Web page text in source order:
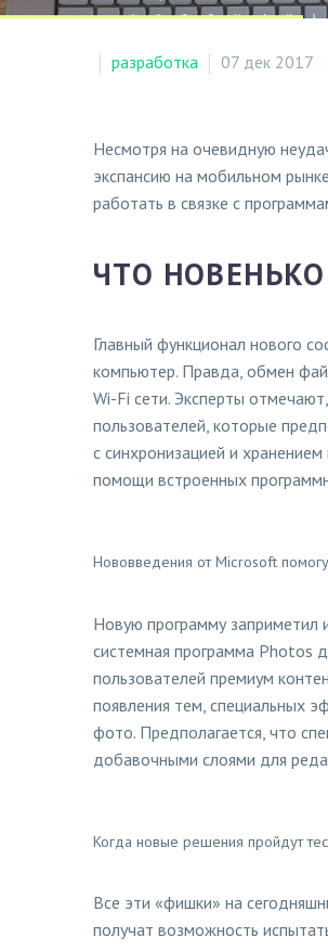
разработка 07 дек 2017
Несмотря на очевидную
экспансию на мобильном
работать в связке с
ЧТО
Главный функционал нового
компьютер. Правда, обмен
Wi-Fi сети. Эксперты
пользователей, которые
с синхронизацией и
помощи встроенных
Нововведения от Microsoft
Новую программу заприметил
системная программа Photos
пользователей премиум
появления тем, специальных
фото. Предполагается, что
добавочными слоями для
Когда новые решения пройдут
Все эти «фишки» на
получат возможность